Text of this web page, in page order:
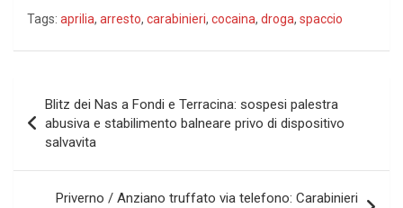
Tags: aprilia, arresto, carabinieri, cocaina, droga, spaccio
articoli
Blitz dei Nas a Fondi e Terracina: sospesi palestra
abusiva e stabilimento balneare privo di dispositivo
salvavita
Priverno / Anziano truffato via telefono: Carabinieri